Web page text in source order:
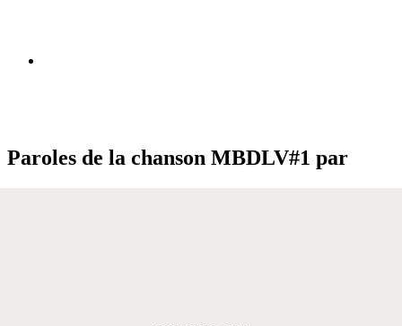
Paroles de la chanson MBDLV#1 par